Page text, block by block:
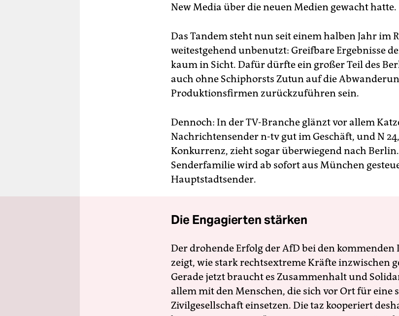
New Media über die neuen Medien gewacht hatte.
Das Tandem steht nun seit einem halben Jahr im
weitestgehend unbenutzt: Greifbare Ergebnisse
kaum in Sicht. Dafür dürfte ein großer Teil des
auch ohne Schiphorsts Zutun auf die
Produktionsfirmen zurückzuführen sein.
Dennoch: In der TV-Branche glänzt vor allem
Nachrichtensender n-tv gut im Geschäft, und N
Konkurrenz, zieht sogar überwiegend nach
Senderfamilie wird ab sofort aus München
Hauptstadtsender.
Die Engagierten stärken
Der drohende Erfolg der AfD bei den kommenden
zeigt, wie stark rechtsextreme Kräfte inzwischen
Gerade jetzt braucht es Zusammenhalt und
allem mit den Menschen, die sich vor Ort für eine
Zivilgesellschaft einsetzen. Die taz kooperiert